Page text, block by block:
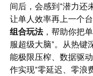
间后，会感到“潜力还
让单人效率再上一个
组合玩法，帮助你把
服超级大脑”。从热键
能极限压榨、数据驱
作实现“零延迟、零浪